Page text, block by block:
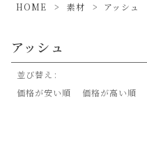
HOME 素材 アッシュ
アッシュ
並び替え
価格が安い順
価格が高い順